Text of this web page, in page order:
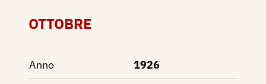
OTTOBRE
Anno
1926